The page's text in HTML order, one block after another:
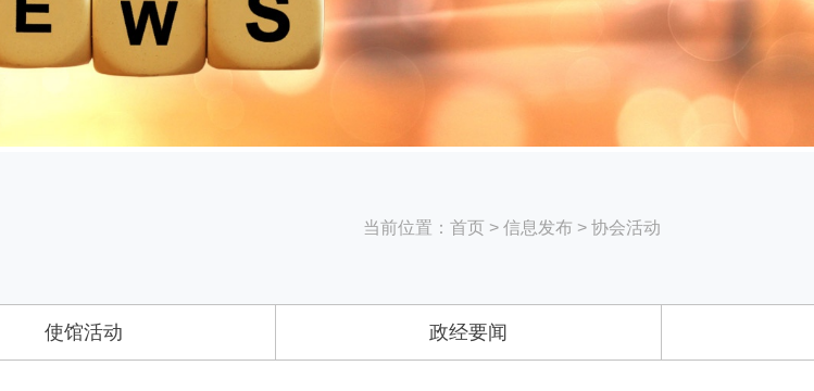
当前位置： 首页> 信息发布 > 协会活动
使馆活动 政经要闻